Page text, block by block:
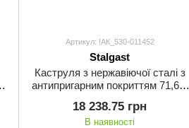
Артикул: !АК_530-011452
Stalgast
Каструля з нержавіючої сталі з
антипригарним покриттям 71,6 л
кришкою
18 238.75 грн
В наявності